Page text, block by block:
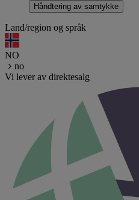
Håndtering av samtykke
Land/region og språk
NO
no
Vi lever av direktesalg